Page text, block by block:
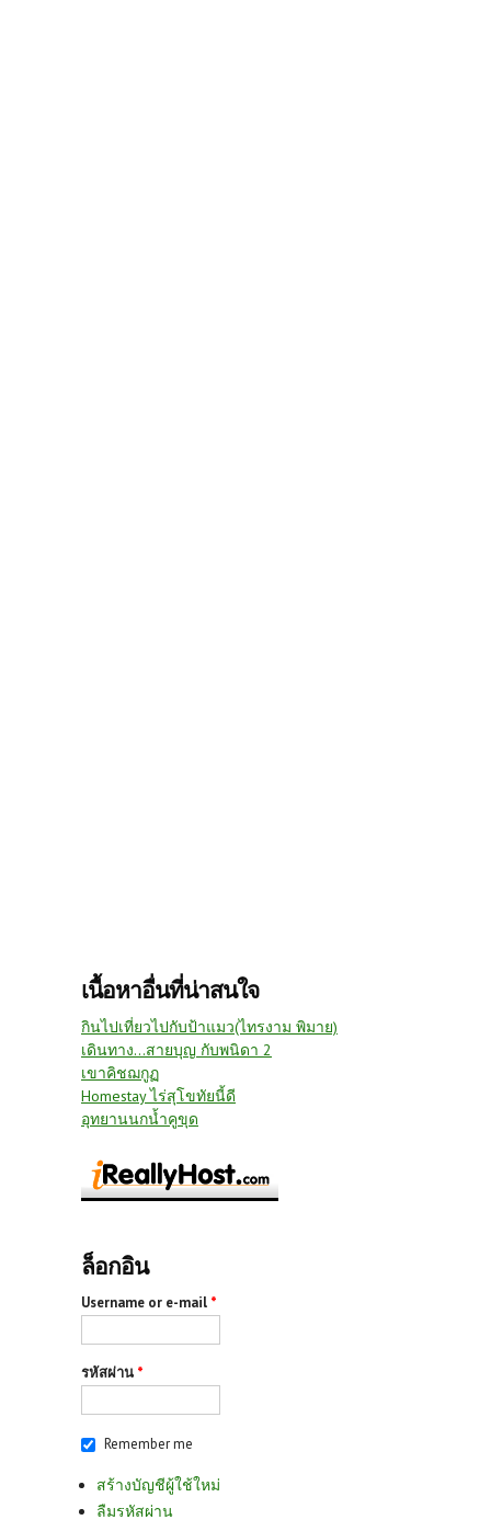
เนื้อหาอื่นที่น่าสนใจ
กินไปเที่ยวไปกับป้าแมว(ไทรงาม พิมาย)
เดินทาง...สายบุญ กับพนิดา 2
เขาคิชฌกูฏ
Homestay ไร่สุโขทัยนี้ดี
อุทยานนกน้ำคูขุด
ล็อกอิน
Username or e-mail *
รหัสผ่าน *
Remember me
สร้างบัญชีผู้ใช้ใหม่
ลืมรหัสผ่าน